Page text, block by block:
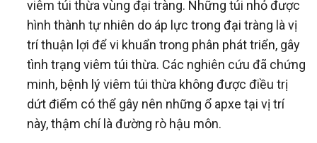
viêm túi thừa vùng đại tràng. Những túi nhỏ được
hình thành tự nhiên do áp lực trong đại tràng là vị
trí thuận lợi để vi khuẩn trong phân phát triển, gây
tình trạng viêm túi thừa. Các nghiên cứu đã chứng
minh, bệnh lý viêm túi thừa không được điều trị
dứt điểm có thể gây nên những ổ apxe tại vị trí
này, thậm chí là đường rò hậu môn.